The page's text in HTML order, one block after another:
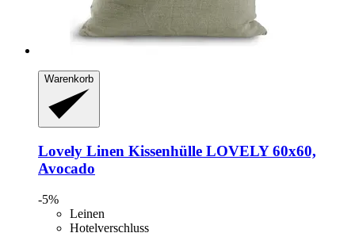
Warenkorb
Lovely Linen Kissenhülle LOVELY 60x60,
Avocado
-5%
Leinen
Hotelverschluss